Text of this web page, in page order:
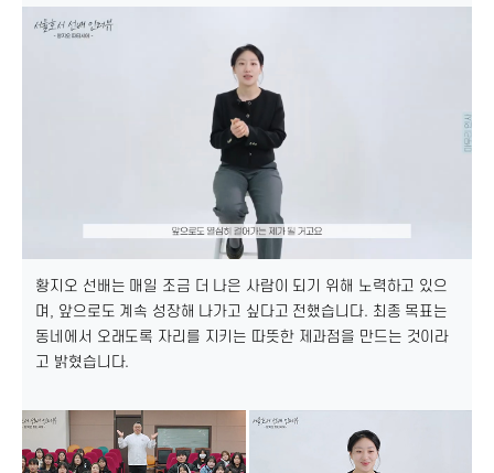
황지오 선배는 매일 조금 더 나은 사람이 되기 위해 노력하고 있으
며, 앞으로도 계속 성장해 나가고 싶다고 전했습니다. 최종 목표는
동네에서 오래도록 자리를 지키는 따뜻한 제과점을 만드는 것이라
고 밝혔습니다.